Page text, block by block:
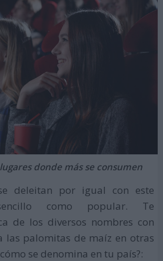
donde más se consumen
deleitan por igual con este
como popular. Te
de los diversos nombres con
las palomitas de maíz en otras
se denomina en tu país?: